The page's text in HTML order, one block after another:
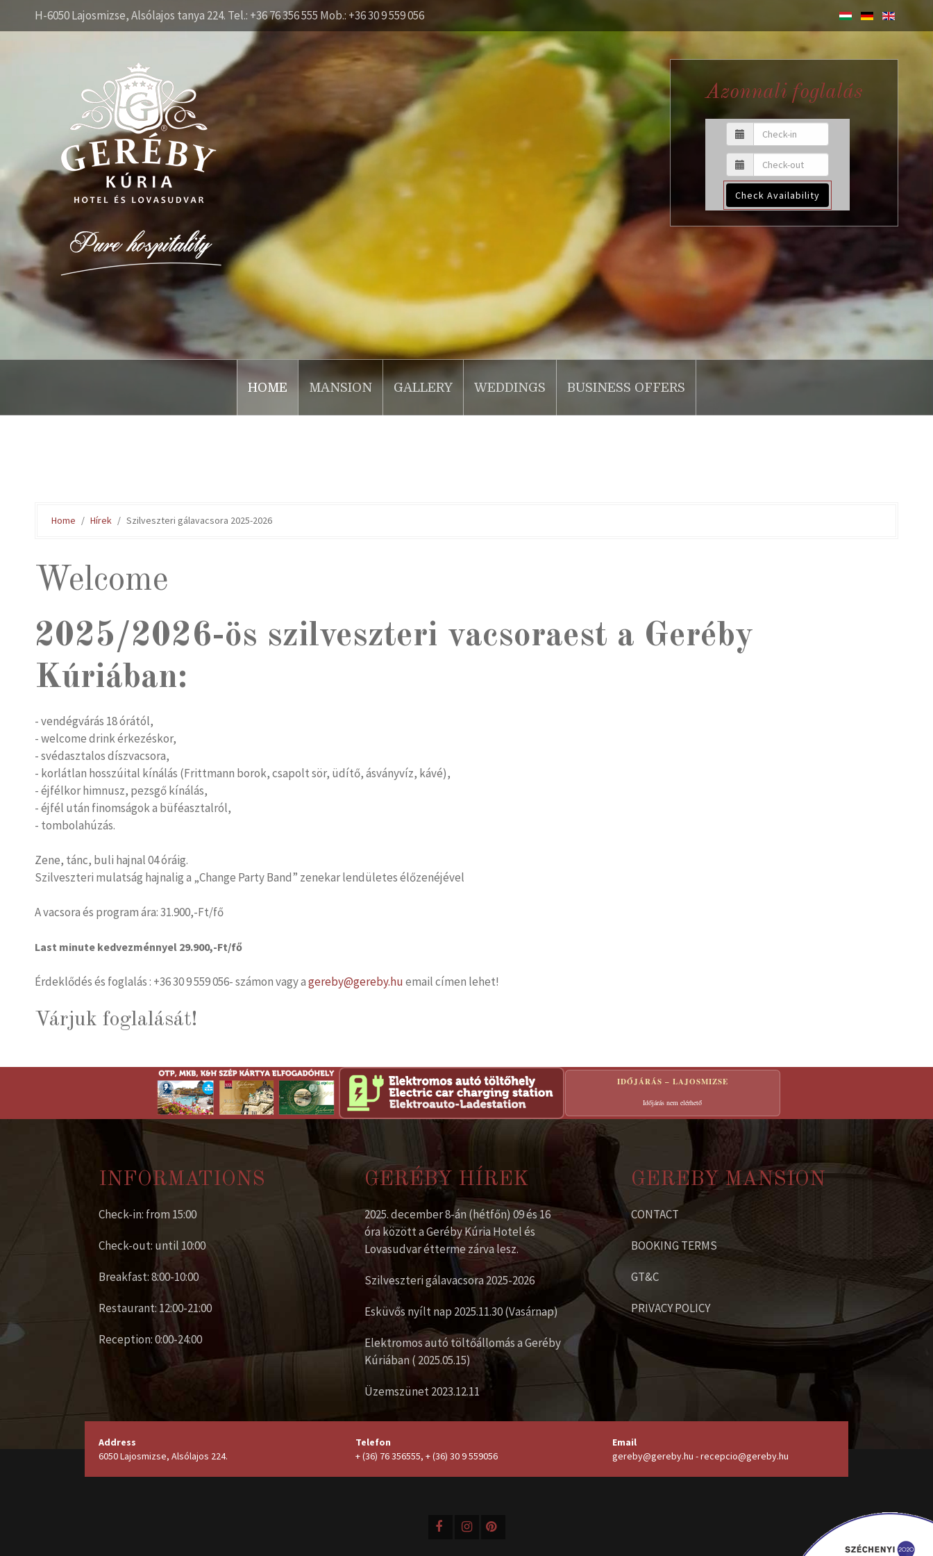
H-6050 Lajosmizse, Alsólajos tanya 224. Tel.: +36 76 356 555 Mob.: +36 30 9 559 056
Azonnali foglalás
Check Availability
HOME MANSION GALLERY WEDDINGS BUSINESS OFFERS
Home Hírek Szilveszteri gálavacsora 2025-2026
Welcome
2025/2026-ös szilveszteri vacsoraest a Geréby
Kúriában:
- vendégvárás 18 órától,
- welcome drink érkezéskor,
- svédasztalos díszvacsora,
- korlátlan hosszúital kínálás (Frittmann borok, csapolt sör, üdítő, ásványvíz, kávé),
- éjfélkor himnusz, pezsgő kínálás,
- éjfél után finomságok a büféasztalról,
- tombolahúzás.
Zene, tánc, buli hajnal 04 óráig.
Szilveszteri mulatság hajnalig a „Change Party Band” zenekar lendületes élőzenéjével
A vacsora és program ára: 31.900,-Ft/fő
Last minute kedvezménnyel 29.900,-Ft/fő
Érdeklődés és foglalás : +36 30 9 559 056- számon vagy agereby@gereby.huemail címen lehet!
Várjuk foglalását!
IDŐJÁRÁS – LAJOSMIZSE
Időjárás nem elérhető
INFORMATIONS
Check-in: from 15:00
Check-out: until 10:00
Breakfast: 8:00-10:00
Restaurant: 12:00-21:00
Reception: 0:00-24:00
GERÉBY HÍREK
2025. december 8-án (hétfőn) 09 és 16
óra között a Geréby Kúria Hotel és
Lovasudvar étterme zárva lesz.
Szilveszteri gálavacsora 2025-2026
Esküvős nyílt nap 2025.11.30 (Vasárnap)
Elektromos autó töltőállomás a Geréby
Kúriában ( 2025.05.15)
Üzemszünet 2023.12.11
GEREBY MANSION
CONTACT
BOOKING TERMS
GT&C
PRIVACY POLICY
Address
6050 Lajosmizse, Alsólajos 224.
Telefon
+ (36) 76 356555, + (36) 30 9 559056
Email
gereby@gereby.hu - recepcio@gereby.hu